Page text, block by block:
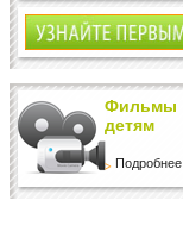
Фильмы
детям
Подробнее